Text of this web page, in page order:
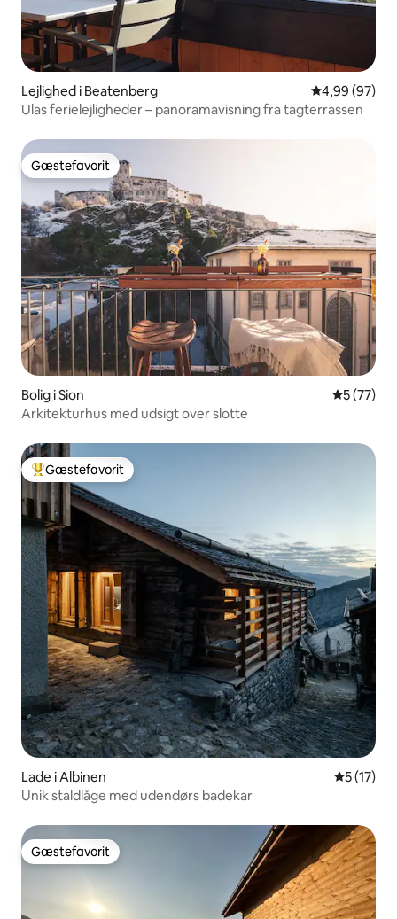
Lejlighed i Beatenberg 4,99 ud af 5 i
4,99 (97)
Ulas ferielejligheder – panoramavisning fra tagterrassen
Gæstefavorit
Gæstefavorit
Bolig i Sion 5 ud af 5 i
5 (77)
Arkitekturhus med udsigt over slotte
Bedste gæstefavorit
Gæstefavorit
Lade i Albinen 5 ud af 5
5 (17)
Unik staldlåge med udendørs badekar
Gæstefavorit
Gæstefavorit